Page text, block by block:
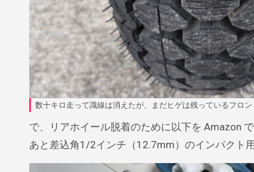
数十キロ走って識線は消えたが、まだヒゲは残っているフロ
で、リアホイール脱着のために以下を Amazon
あと差込角1/2インチ（12.7mm）のインパクト